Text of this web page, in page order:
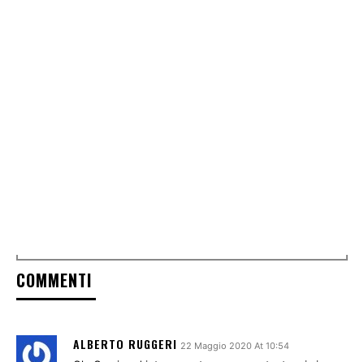
COMMENTI
ALBERTO RUGGERI 22 Maggio 2020 At 10:54